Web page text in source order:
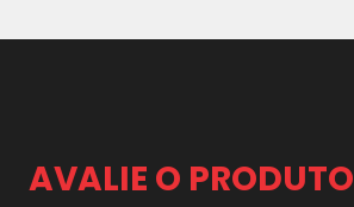
6x sem juros de
AVALIE O PRODUTO